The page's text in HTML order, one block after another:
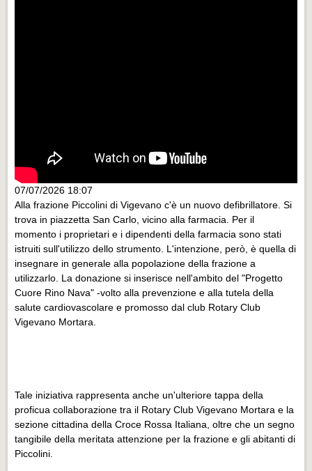
07/07/2026 18:07
Alla frazione Piccolini di Vigevano c'è un nuovo defibrillatore. Si
trova in piazzetta San Carlo, vicino alla farmacia. Per il
momento i proprietari e i dipendenti della farmacia sono stati
istruiti sull'utilizzo dello strumento. L'intenzione, però, è quella di
insegnare in generale alla popolazione della frazione a
utilizzarlo. La donazione si inserisce nell'ambito del "Progetto
Cuore Rino Nava" -volto alla prevenzione e alla tutela della
salute cardiovascolare e promosso dal club Rotary Club
Vigevano Mortara.
Tale iniziativa rappresenta anche un'ulteriore tappa della
proficua collaborazione tra il Rotary Club Vigevano Mortara e la
sezione cittadina della Croce Rossa Italiana, oltre che un segno
tangibile della meritata attenzione per la frazione e gli abitanti di
Piccolini.